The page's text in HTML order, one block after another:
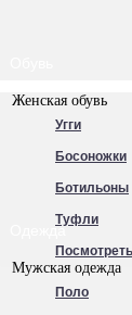
Женская обувь
Угги
Босоножки
Ботильоны
Туфли
Одежда
Мужская одежда
Поло